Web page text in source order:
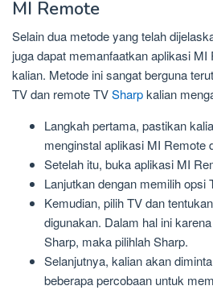
MI Remote
Selain dua metode yang telah
juga dapat memanfaatkan aplikasi MI
kalian. Metode ini sangat berguna
TV dan remote TVSharpkalian
Langkah pertama, pastikan
menginstal aplikasi MI Remote
Setelah itu, buka aplikasi MI
Lanjutkan dengan memilih opsi
Kemudian, pilih TV dan
digunakan. Dalam hal ini
Sharp, maka pilihlah Sharp.
Selanjutnya, kalian akan
beberapa percobaan untuk